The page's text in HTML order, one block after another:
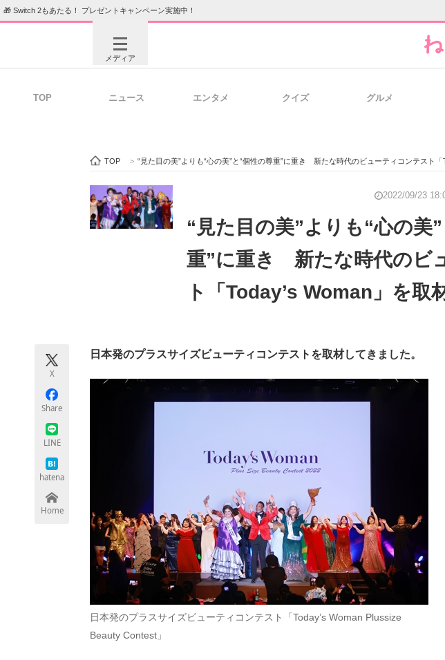
🎁 Switch 2もあたる！ プレゼントキャンペーン実施中！
メディア
ビジネスと働き方のヒント
ITエンジニア向け専門サイト 企業向けIT製品の総合サイト IT製品
ちょっと気になるネットの話題
TOP ニュース エンタメ クイズ グルメ
TOP > “見た目の美”よりも“心の美”と“個性の尊重”に重き 新たな時代のビューティコンテスト「
2022/09/23
“見た目の美”よりも“心の美
重”に重き 新たな時代のビ
ト「Today’s Woman」を取
X
Share
LINE
hatena
Home
日本発のプラスサイズビューティコンテストを取材してきました。
日本発のプラスサイズビューティコンテスト「Today’s Woman Plussize
Beauty Contest」